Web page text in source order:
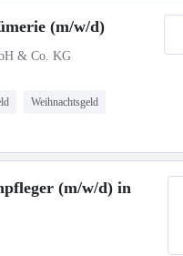
(m/w/d)
& Co. KG
Weihnachtsgeld
(m/w/d) in